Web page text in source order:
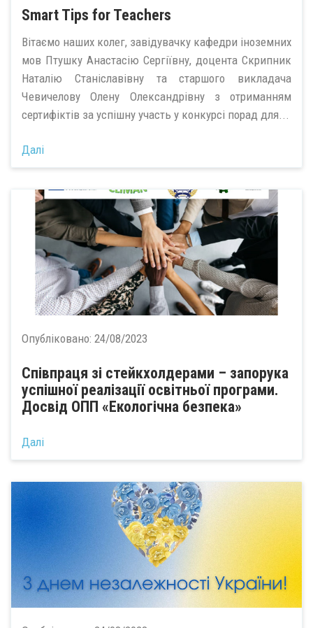
Smart Tips for Teachers
Вітаємо наших колег, завідувачку кафедри іноземних
мов Птушку Анастасію Сергіївну, доцента Скрипник
Наталію Станіславівну та старшого викладача
Чевичелову Олену Олександрівну з отриманням
сертифіктів за успішну участь у конкурсі порад для...
Далі
Опубліковано: 24/08/2023
Співпраця зі стейкхолдерами – запорука
успішної реалізації освітньої програми.
Досвід ОПП «Екологічна безпека»
Далі